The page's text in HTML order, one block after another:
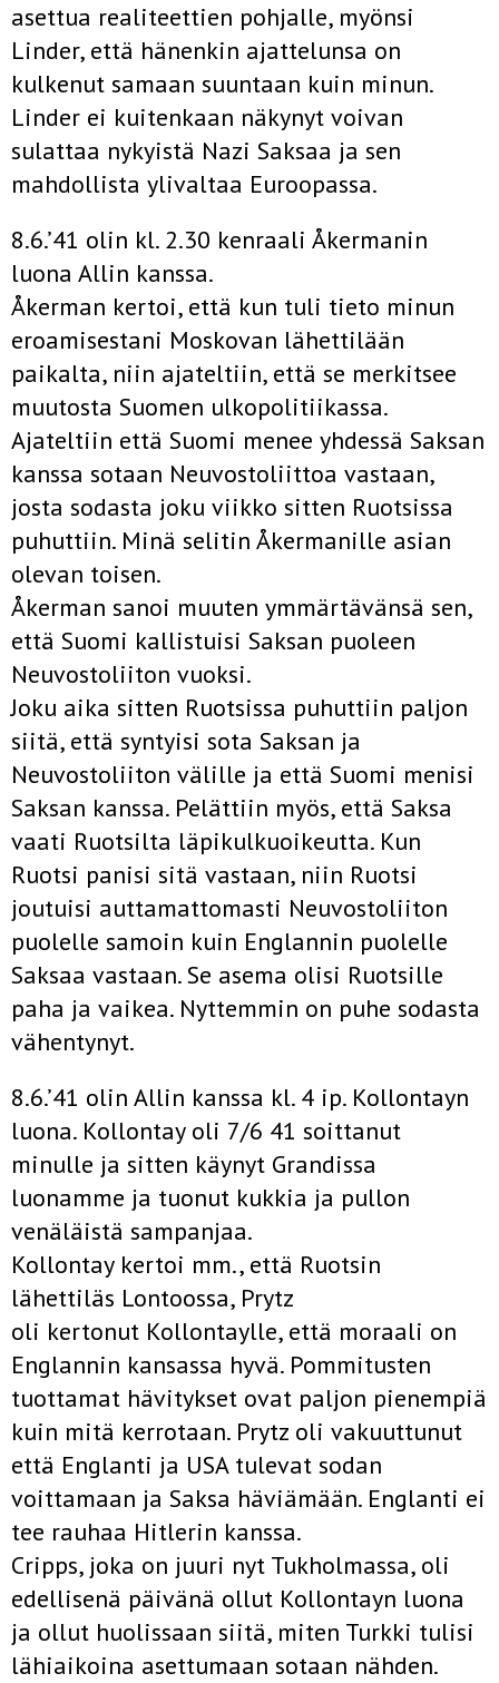
asettua realiteettien pohjalle, myönsi
Linder, että hänenkin ajattelunsa on
kulkenut samaan suuntaan kuin minun.
Linder ei kuitenkaan näkynyt voivan
sulattaa nykyistä Nazi­ Saksaa ja sen
mahdollista ylivaltaa Euroopassa.
8.6.’41 olin kl. 2.30 kenraali Åkermanin
luona Allin kanssa.
Åkerman kertoi, että kun tuli tieto minun
eroamisestani Moskovan lähettilään
paikalta, niin ajateltiin, että se merkitsee
muutosta Suomen ulkopolitiikassa.
Ajateltiin että Suomi menee yhdessä Saksan
kanssa sotaan Neuvostoliittoa vastaan,
josta sodasta joku viikko sitten Ruotsissa
puhuttiin. Minä selitin Åkermanille asian
olevan toisen.
Åkerman sanoi muuten ymmärtävänsä sen,
että Suomi kallistuisi Saksan puoleen
Neuvostoliiton vuoksi.
Joku aika sitten Ruotsissa puhuttiin paljon
siitä, että syntyisi sota Saksan ja
Neuvostoliiton välille ja että Suomi menisi
Saksan kanssa. Pelättiin myös, että Saksa
vaati Ruotsilta läpikulkuoikeutta. Kun
Ruotsi panisi sitä vastaan, niin Ruotsi
joutuisi auttamattomasti Neuvostoliiton
puolelle samoin kuin Englannin puolelle
Saksaa vastaan. Se asema olisi Ruotsille
paha ja vaikea. Nyttemmin on puhe sodasta
vähentynyt.
8.6.’41 olin Allin kanssa kl. 4 ip. Kollontayn
luona. Kollontay oli 7/6 41 soittanut
minulle ja sitten käynyt Grandissa
luonamme ja tuonut kukkia ja pullon
venäläistä sampanjaa.
Kollontay kertoi mm., että Ruotsin
lähettiläs Lontoossa, Prytz
oli kertonut Kollontaylle, että moraali on
Englannin kansassa hyvä. Pommitusten
tuottamat hävitykset ovat paljon pienempiä
kuin mitä kerrotaan. Prytz oli vakuuttunut
että Englanti ja USA tulevat sodan
voittamaan ja Saksa häviämään. Englanti ei
tee rauhaa Hitlerin kanssa.
Cripps, joka on juuri nyt Tukholmassa, oli
edellisenä päivänä ollut Kollontayn luona
ja ollut huolissaan siitä, miten Turkki tulisi
lähiaikoina asettumaan sotaan nähden.